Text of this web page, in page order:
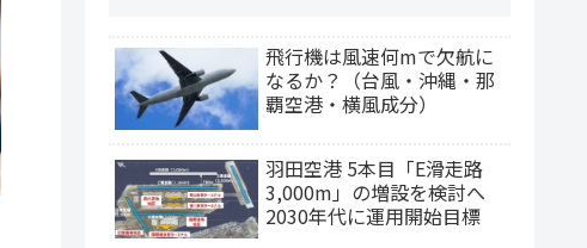
飛行機は風速何mで欠航に
なるか？（台風・沖縄・那
覇空港・横風成分）
羽田空港 5本目「E滑走路
3,000m」の増設を検討へ
2030年代に運用開始目標